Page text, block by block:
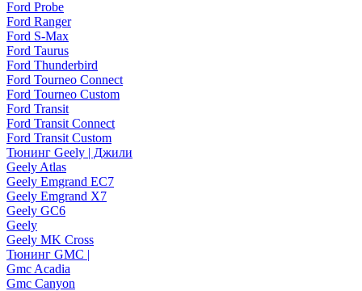
Ford Probe
Ford Ranger
Ford S-Max
Ford Taurus
Ford Thunderbird
Ford Tourneo Connect
Ford Tourneo Custom
Ford Transit
Ford Transit Connect
Ford Transit Custom
Тюнинг Geely | Джили
Geely Atlas
Geely Emgrand EC7
Geely Emgrand X7
Geely GC6
Geely
Geely MK Cross
Тюнинг GMC |
Gmc Acadia
Gmc Canyon